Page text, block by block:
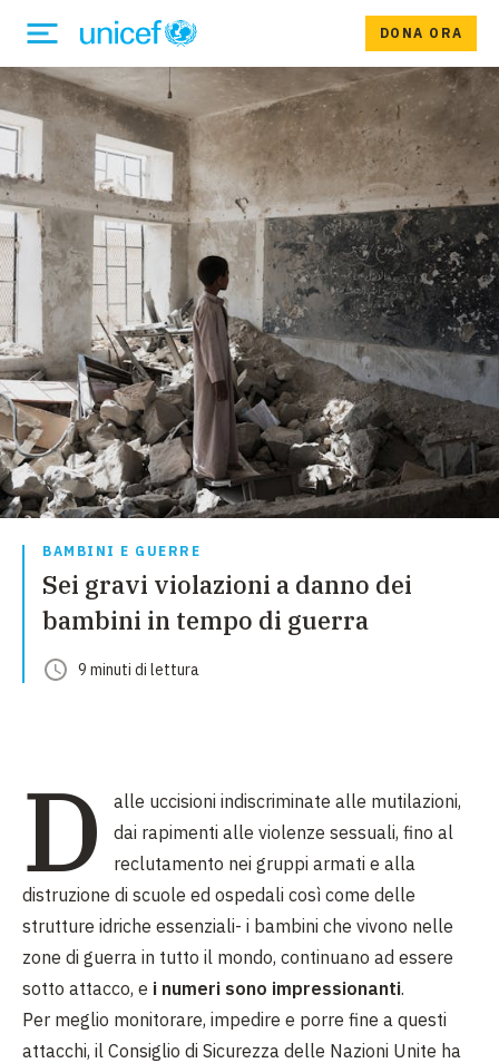
DONA ORA
BAMBINI E GUERRE
Sei gravi violazioni a danno dei
bambini in tempo di guerra
9 minuti di lettura
D
alle uccisioni indiscriminate alle mutilazioni,
dai rapimenti alle violenze sessuali, fino al
reclutamento nei gruppi armati e alla
distruzione di scuole ed ospedali così come delle
strutture idriche essenziali- i bambini che vivono nelle
zone di guerra in tutto il mondo, continuano ad essere
sotto attacco, e i numeri sono impressionanti.
Per meglio monitorare, impedire e porre fine a questi
attacchi, il Consiglio di Sicurezza delle Nazioni Unite ha